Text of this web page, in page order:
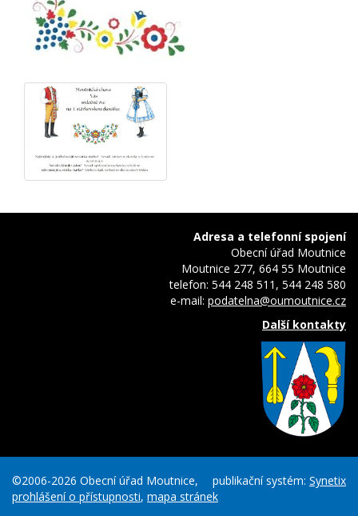
Adresa a telefonní spojení
Obecní úřad Moutnice
Moutnice 277, 664 55 Moutnice
telefon: 544 248 511, 544 248 580
e-mail: podatelna@oumoutnice.cz
Další kontakty
publikační systém: Synetix
©2006-2026 Obecní úřad Moutnice,
prohlášení o přístupnosti, mapa stránek